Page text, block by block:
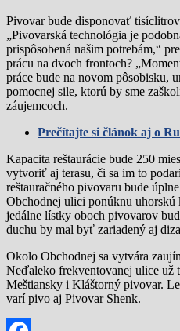
Pivovar bude disponovať
„Pivovarská technológia je
prispôsobená našim potrebám,“
prácu na dvoch frontoch?
práce bude na novom pôsobisku,
pomocnej sile, ktorú by sme
záujemcoch.
Prečítajte si článok aj o
Kapacita reštaurácie bude 250
vytvoriť aj terasu, či sa im to
reštauračného pivovaru bude
Obchodnej ulici ponúknu uhorskú
jedálne lístky oboch pivovarov
duchu by mal byť zariadený aj
Okolo Obchodnej sa vytvára
Neďaleko frekventovanej ulice už
Meštiansky i Kláštorný pivovar.
varí pivo aj Pivovar Shenk.